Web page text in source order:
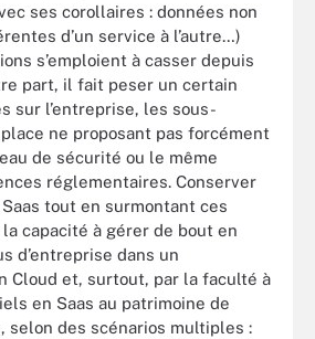
ses corollaires : données non
d’un service à l’autre…)
s’emploient à casser depuis
part, il fait peser un certain
sur l’entreprise, les sous-
ne proposant pas forcément
de sécurité ou le même
réglementaires. Conserver
tout en surmontant ces
capacité à gérer de bout en
d’entreprise dans un
Cloud et, surtout, par la faculté à
en Saas au patrimoine de
selon des scénarios multiples :